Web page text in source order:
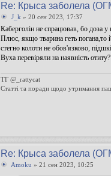
Re: Крыса заболела
J_k » 20 сен 2023, 17:37
Каберголін не спрацював, бо доза
Плюс, якщо тварина геть погана,то
стегно колоти не обов'язково,
Вуха перевіряли на наявність
ТГ @_rattycat
Статті та поради щодо утримання
Re: Крыса заболела
Amoku » 21 сен 2023, 10:25